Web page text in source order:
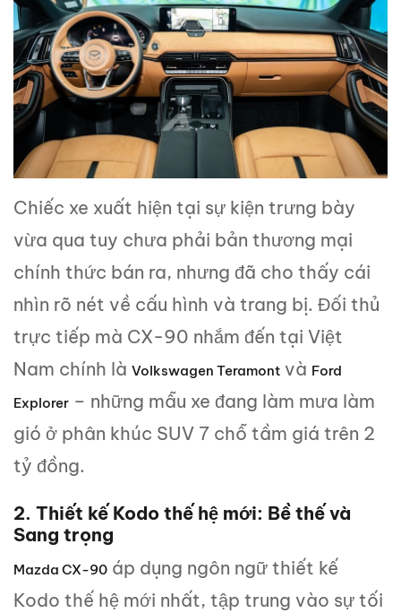
Chiếc xe xuất hiện tại sự kiện trưng bày
vừa qua tuy chưa phải bản thương mại
chính thức bán ra, nhưng đã cho thấy cái
nhìn rõ nét về cấu hình và trang bị. Đối thủ
trực tiếp mà CX-90 nhắm đến tại Việt
Nam chính là Volkswagen Teramont và Ford
Explorer – những mẫu xe đang làm mưa làm
gió ở phân khúc SUV 7 chỗ tầm giá trên 2
tỷ đồng.
2. Thiết kế Kodo thế hệ mới: Bề thế và
Sang trọng
Mazda CX-90 áp dụng ngôn ngữ thiết kế
Kodo thế hệ mới nhất, tập trung vào sự tối